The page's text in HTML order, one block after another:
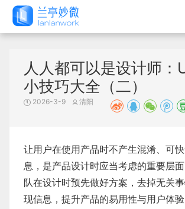
人人都可以是设计师：
小技巧大全（二）
2026-3-9 清阳
让用户在使用产品时不产生混淆、可
息，是产品设计时应当考虑的重要层
队在设计时预先做好方案，去掉无关
现信息，提升产品的易用性与用户体